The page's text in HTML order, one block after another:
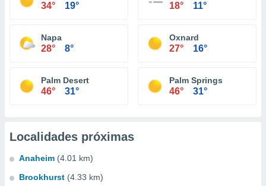
34° 19° 18° 11°
Napa
28° 8°
Oxnard
27° 16°
Palm Desert
46° 31°
Palm Springs
46° 31°
Localidades próximas
Anaheim (4.01 km)
Brookhurst (4.33 km)